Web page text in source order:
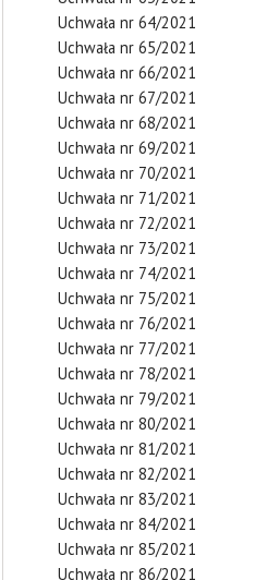
Uchwała nr 64/2021
Uchwała nr 65/2021
Uchwała nr 66/2021
Uchwała nr 67/2021
Uchwała nr 68/2021
Uchwała nr 69/2021
Uchwała nr 70/2021
Uchwała nr 71/2021
Uchwała nr 72/2021
Uchwała nr 73/2021
Uchwała nr 74/2021
Uchwała nr 75/2021
Uchwała nr 76/2021
Uchwała nr 77/2021
Uchwała nr 78/2021
Uchwała nr 79/2021
Uchwała nr 80/2021
Uchwała nr 81/2021
Uchwała nr 82/2021
Uchwała nr 83/2021
Uchwała nr 84/2021
Uchwała nr 85/2021
Uchwała nr 86/2021